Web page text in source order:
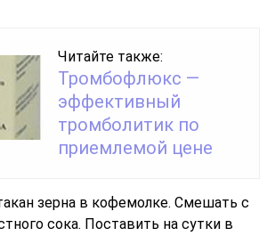
Читайте также:
Тромбофлюкс —
эффективный
тромболитик по
приемлемой цене
зерна в кофемолке. Смешать с
сока. Поставить на сутки в